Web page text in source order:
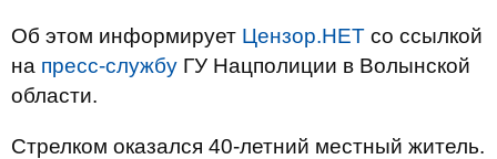
Об этом информирует Цензор.НЕТ со ссылкой
на пресс-службу ГУ Нацполиции в Волынской
области.
Стрелком оказался 40-летний местный житель.